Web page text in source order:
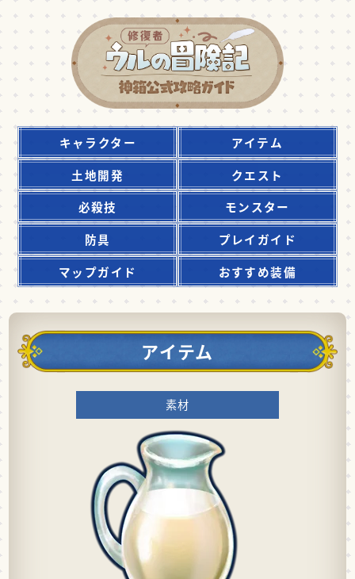
キャラクター
アイテム
土地開発
クエスト
必殺技
モンスター
防具
プレイガイド
マップガイド
おすすめ装備
アイテム
素材